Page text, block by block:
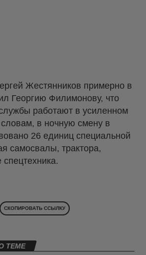
Жестянников примерно в
Георгию Филимонову, что
работают в усиленном
в ночную смену в
26 единиц специальной
самосвалы, трактора,
СКОПИРОВАТЬ ССЫЛКУ
ТЕМЕ